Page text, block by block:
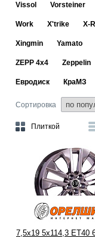
Vissol Vorsteiner
Work X'trike X-
Xingmin Yamato
ZEPP 4х4 Zeppelin
Евродиск КраМЗ
Сортировка
Плиткой
7,5x19 5x114,3 ET40